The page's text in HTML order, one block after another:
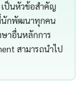
เป็นหัวข้อสำคัญ
ที่นักพัฒนาทุกคน
ษาอื่นหลักการ
สามารถนำไป